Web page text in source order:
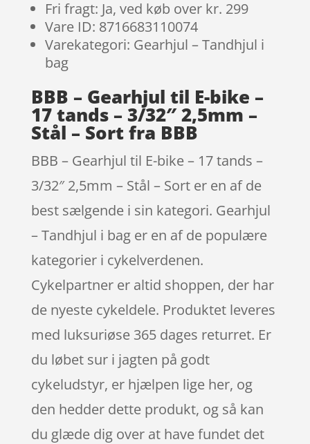
Fri fragt: Ja, ved køb over kr. 299
Vare ID: 8716683110074
Varekategori: Gearhjul – Tandhjul i
bag
BBB – Gearhjul til E-bike –
17 tands – 3/32″ 2,5mm –
Stål – Sort fra BBB
BBB – Gearhjul til E-bike – 17 tands –
3/32″ 2,5mm – Stål – Sort er en af de
best sælgende i sin kategori. Gearhjul
– Tandhjul i bag er en af de populære
kategorier i cykelverdenen.
Cykelpartner er altid shoppen, der har
de nyeste cykeldele. Produktet leveres
med luksuriøse 365 dages returret. Er
du løbet sur i jagten på godt
cykeludstyr, er hjælpen lige her, og
den hedder dette produkt, og så kan
du glæde dig over at have fundet det